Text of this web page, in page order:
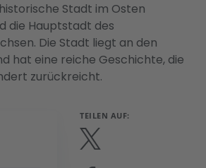
Stadt im Osten
die Hauptstadt des
Die Stadt liegt an den
hat eine reiche Geschichte, die
zurückreicht.
TEILEN AUF: